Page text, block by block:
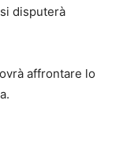
disputerà
affrontare lo